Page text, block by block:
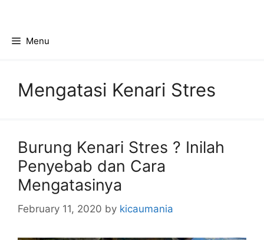
contentMenu
Mengatasi Kenari Stres
Burung Kenari Stres ? Inilah
Penyebab dan Cara
Mengatasinya
February 11, 2020 by kicaumania